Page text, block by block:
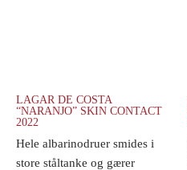
LAGAR DE COSTA
“NARANJO” SKIN CONTACT
2022
Hele albarinodruer smides i
store ståltanke og gærer